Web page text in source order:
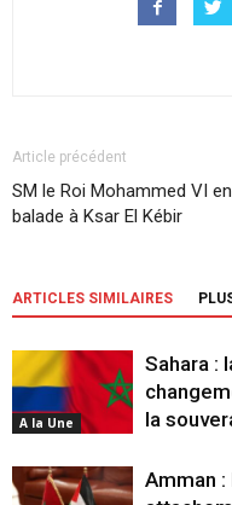
Article précédent
SM le Roi Mohammed VI en
balade à Ksar El Kébir
ARTICLES SIMILAIRES
A la Une
Sahara :
la
Amman